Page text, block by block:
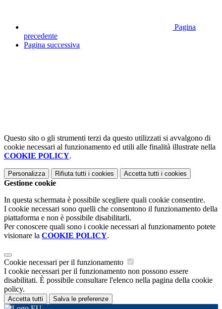
Pagina
precedente
Pagina successiva
Questo sito o gli strumenti terzi da questo utilizzati si avvalgono di
cookie necessari al funzionamento ed utili alle finalità illustrate nella
COOKIE POLICY.
Personalizza Rifiuta tutti i cookies Accetta tutti i cookies
Gestione cookie
In questa schermata è possibile scegliere quali cookie consentire.
I cookie necessari sono quelli che consentono il funzionamento della
piattaforma e non è possibile disabilitarli.
Per conoscere quali sono i cookie necessari al funzionamento potete
visionare la COOKIE POLICY.
Cookie necessari per il funzionamento
I cookie necessari per il funzionamento non possono essere
disabilitati. È possibile consultare l'elenco nella pagina della cookie
policy.
Accetta tutti Salva le preferenze